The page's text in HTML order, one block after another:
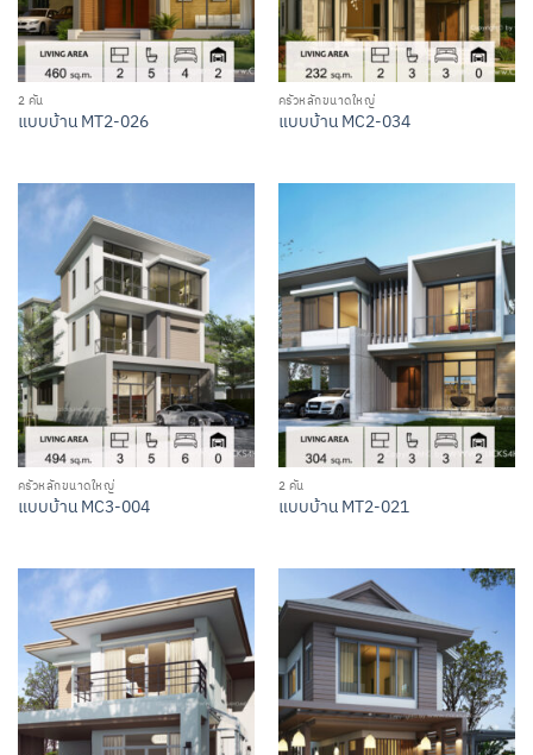
2 คัน
แบบบ้าน MT2-026
ครัวหลักขนาดใหญ่
แบบบ้าน MC2-034
ครัวหลักขนาดใหญ่
แบบบ้าน MC3-004
2 คัน
แบบบ้าน MT2-021